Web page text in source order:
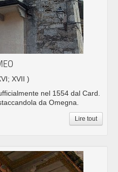
XVII )
nel 1554 dal Card.
da Omegna.
Lire tout